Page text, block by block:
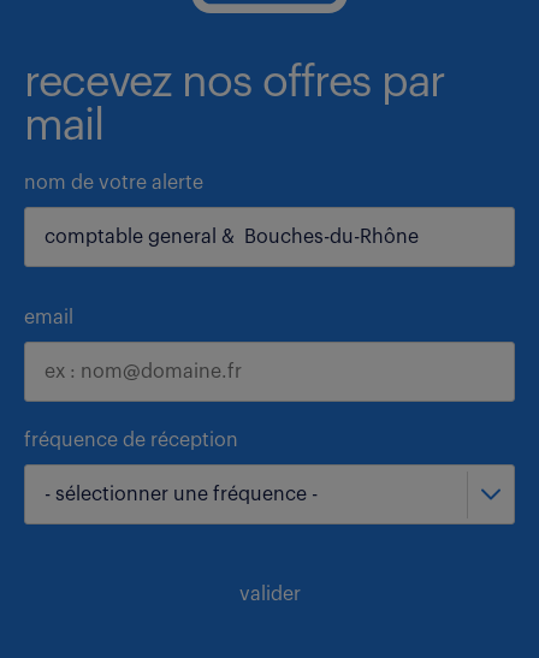
recevez nos offres par
mail
nom de votre alerte
email
fréquence de réception
- sélectionner une fréquence -
valider